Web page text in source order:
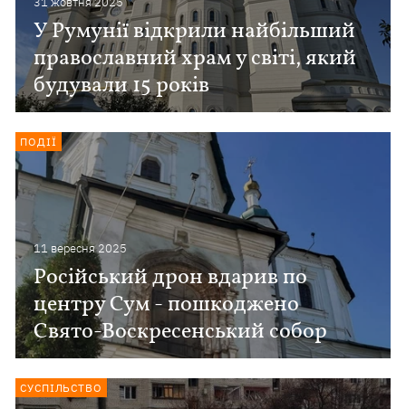
У Румунії відкрили найбільший
православний храм у світі, який
будували 15 років
11 вересня 2025
Російський дрон вдарив по
центру Сум - пошкоджено
Свято-Воскресенський собор
ПОДІЇ
СУСПІЛЬСТВО